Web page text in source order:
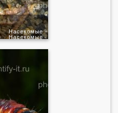
Насекомые
Насекомые